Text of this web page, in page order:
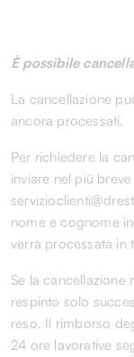
È possibile
La cancellazione
ancora processati.
Per richiedere la
inviare nel più
nome e cognome
verrà processata in
Se la cancellazione
respinto solo
reso. Il rimborso
24 ore lavorative